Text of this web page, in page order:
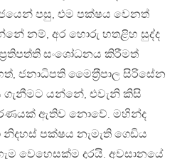
පසු, එම පක්ෂය වෙනත්
නම්, අර හොරු හතළිහ සුද්ද
සංශෝධනය කිරීමත්
ජනාධිපති මෛත‍්‍රීපාල සිරිසේන
යන්නේ, එවැනි කිසි
ඇතිව නොවේ. මහින්ද
නිදහස් පක්ෂය නැමැති ගෙඩිය
වෙහෙසක්ම දරයි. අවසානයේ